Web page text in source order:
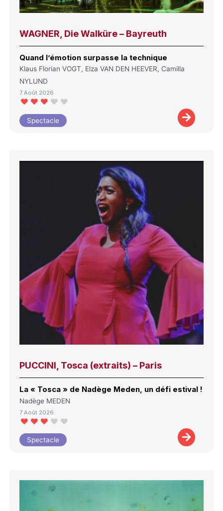
WAGNER, Die Walküre – Bayreuth
Quand l’émotion surpasse la technique
Klaus Florian VOGT, Elza VAN DEN HEEVER, Camilla
NYLUND
7 Août 2026
Spectacle
PUCCINI, Tosca (extraits) – Paris
La « Tosca » de Nadège Meden, un défi estival !
Nadège MEDEN
7 Août 2026
Spectacle